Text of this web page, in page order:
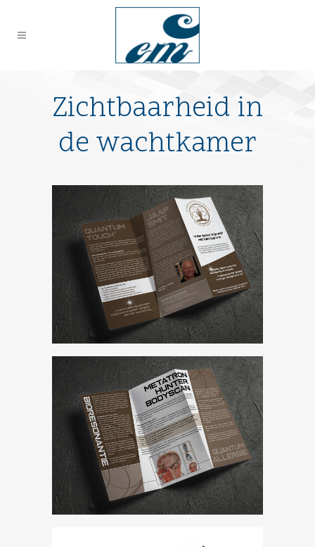
Zichtbaarheid in
de wachtkamer